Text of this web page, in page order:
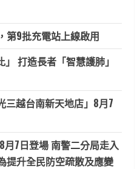
第9批充電站上線啟用
打造長者「智慧護肺」
三越台南新天地店」8月7
7日登場 南警二分局走入
提升全民防空疏散及應變